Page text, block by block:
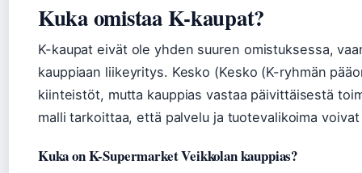
Kuka omistaa K-kaupat?
K-kaupat eivät ole yhden suuren omistuksessa,
kauppiaan liikeyritys. Kesko (Kesko (K-ryhmän
kiinteistöt, mutta kauppias vastaa päivittäisestä
malli tarkoittaa, että palvelu ja tuotevalikoima
Kuka on K-Supermarket Veikkolan kauppias?